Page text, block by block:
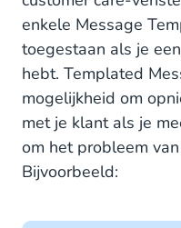
enkele Message
toegestaan als je
hebt. Templated
mogelijkheid om
met je klant als je
om het probleem
Bijvoorbeeld: